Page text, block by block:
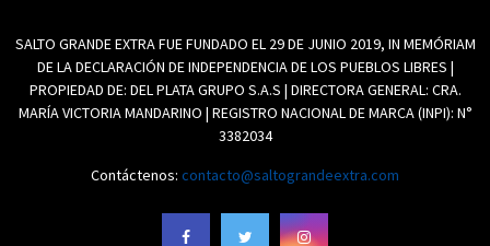
SALTO GRANDE EXTRA FUE FUNDADO EL 29 DE JUNIO 2019, IN MEMÓRIAM
DE LA DECLARACIÓN DE INDEPENDENCIA DE LOS PUEBLOS LIBRES |
PROPIEDAD DE: DEL PLATA GRUPO S.A.S | DIRECTORA GENERAL: CRA.
MARÍA VICTORIA MANDARINO | REGISTRO NACIONAL DE MARCA (INPI): N°
3382034
Contáctenos: contacto@saltograndeextra.com